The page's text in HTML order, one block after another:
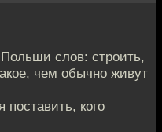
слов: строить,
чем обычно живут
поставить, кого